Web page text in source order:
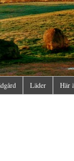
Läder Här